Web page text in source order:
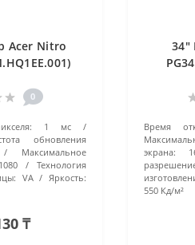
Acer Nitro
0
1 мс
обновления
Максимальное
Технология
VA
Яркость:
₸
34"
Время
экрана:
550 Кд/м²